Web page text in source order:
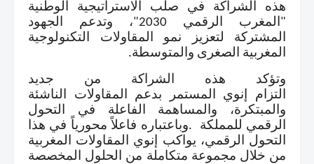
هذه الشراكة في صلب الاستراتيجية الوطنية
"المغرب الرقمي 2030"، وتدعم الجهود
المشتركة لتعزيز نمو المقاولات التكنولوجية
المغربية الصغرى والمتوسطة.
وتؤكد هذه الشراكة من جديد
التزام
إنوي
المستمر بدعم المقاولات الناشئة
والمبتكرة، والمساهمة الفاعلة في التحول
الرقمي للمملكة
.وباعتباره فاعلاً محورياً في هذا
التحول الرقمي، يواكب إنوي المقاولات المغربية
من خلال مجموعة متكاملة من الحلول المخصصة